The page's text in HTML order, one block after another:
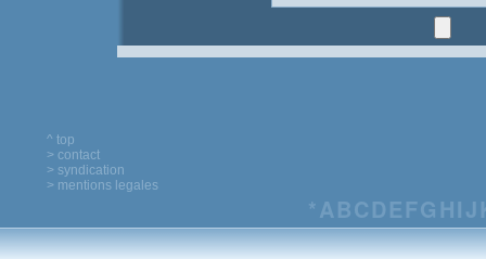
^ top
> contact
> syndication
> mentions legales
*ABCDEFG HIJ